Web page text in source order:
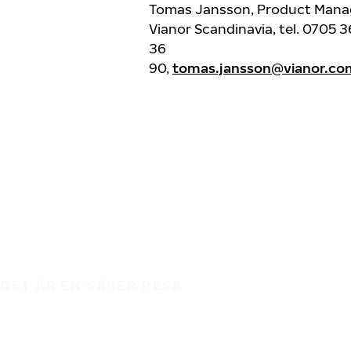
Tomas Jansson, Product
Vianor Scandinavia, tel. 0705
36
90,